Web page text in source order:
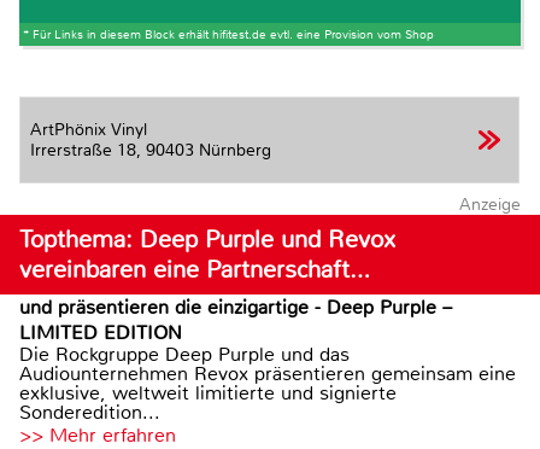
* Für Links in diesem Block erhält hifitest.de evtl. eine Provision vom Shop
ArtPhönix Vinyl
Irrerstraße 18, 90403 Nürnberg
Anzeige
Topthema: Deep Purple und Revox
vereinbaren eine Partnerschaft…
und präsentieren die einzigartige - Deep Purple –
LIMITED EDITION
Die Rockgruppe Deep Purple und das
Audiounternehmen Revox präsentieren gemeinsam eine
exklusive, weltweit limitierte und signierte
Sonderedition...
>> Mehr erfahren